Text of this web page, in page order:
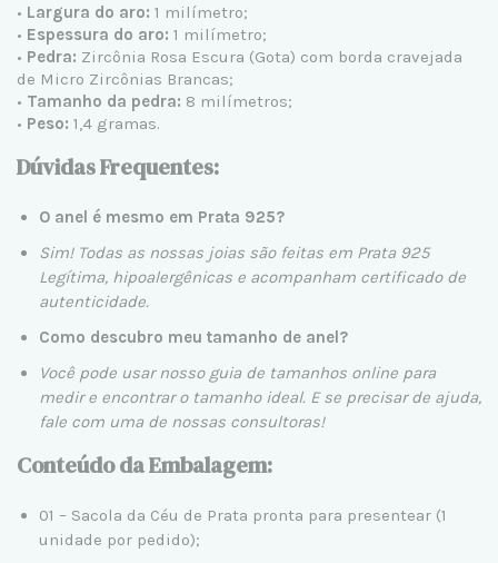
• Largura do aro: 1 milímetro;
• Espessura do aro: 1 milímetro;
• Pedra: Zircônia Rosa Escura (Gota) com borda cravejada
de Micro Zircônias Brancas;
• Tamanho da pedra: 8 milímetros;
• Peso: 1,4 gramas.
Dúvidas Frequentes:
O anel é mesmo em Prata 925?
Sim! Todas as nossas joias são feitas em Prata 925
Legítima, hipoalergênicas e acompanham certificado de
autenticidade.
Como descubro meu tamanho de anel?
Você pode usar nosso guia de tamanhos online para
medir e encontrar o tamanho ideal. E se precisar de ajuda,
fale com uma de nossas consultoras!
Conteúdo da Embalagem:
01 – Sacola da Céu de Prata pronta para presentear (1
unidade por pedido);